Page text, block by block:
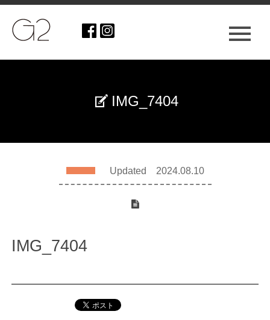
IMG_7404
Updated 2024.08.10
IMG_7404